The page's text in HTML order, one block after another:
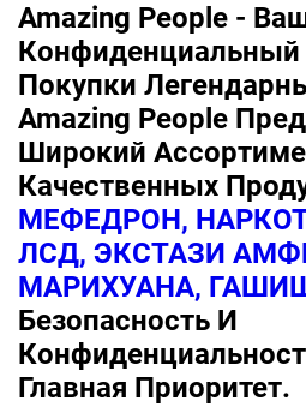
Amazing People -
Конфиденциальный
Покупки
Amazing People
Широкий
Качественных
МЕФЕДРОН,
ЛСД, ЭКСТАЗИ
МАРИХУАНА,
Безопасность И
Главная Приоритет.